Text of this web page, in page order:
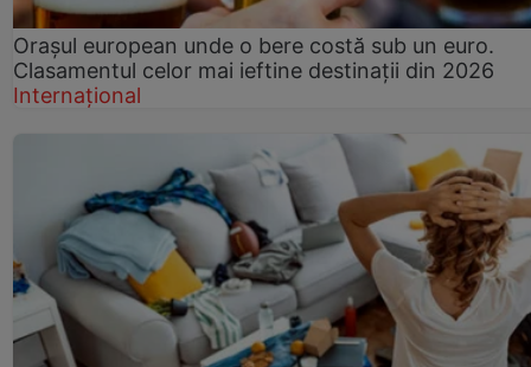
Orașul european unde o bere costă sub un euro.
Clasamentul celor mai ieftine destinații din 2026
Internațional